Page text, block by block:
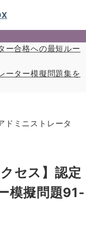
ー合格への最短ルー
ーター模擬問題集を
ドミニストレータ
セス】認定
模擬問題91-